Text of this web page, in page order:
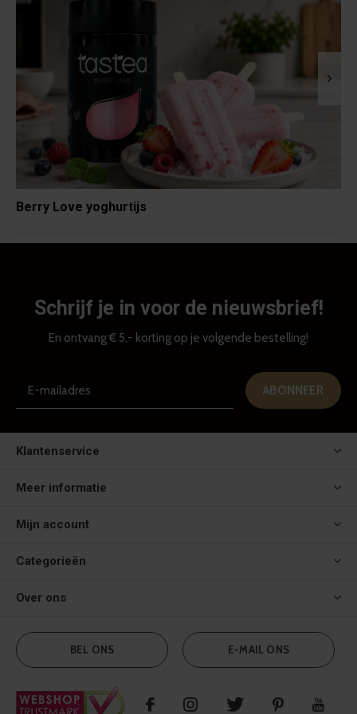
Berry Love yoghurtijs
Schrijf je in voor de nieuwsbrief!
En ontvang € 5,- korting op je volgende bestelling!
ABONNEER
Klantenservice
Meer informatie
Mijn account
Categorieën
Over ons
BEL ONS E-MAIL ONS